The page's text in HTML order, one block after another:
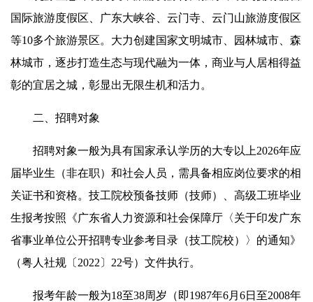
国际旅游度假区、广东大峡谷、云门寺、云门山旅游度假区
等10多个旅游景区。大力创建国家文明城市、园林城市、森
林城市，逐步打造生态与现代融为一体，商业与人居相得益
彰的宜居之城，彰显出无限生机和活力。
二、招聘对象
招聘对象一般为具有国家承认学历的大专以上2026年应
届毕业生（非在职）和社会人员，需具备相应岗位要求的相
关证书和资格。技工院校预备技师（技师）、高级工班毕业
生报考按照《广东省人力资源和社会保障厅〈关于印发广东
省事业单位公开招聘专业参考目录（技工院校）〉的通知》
（粤人社规〔2022〕22号）文件执行。
报考年龄一般为18至38周岁（即1987年6月6日至2008年